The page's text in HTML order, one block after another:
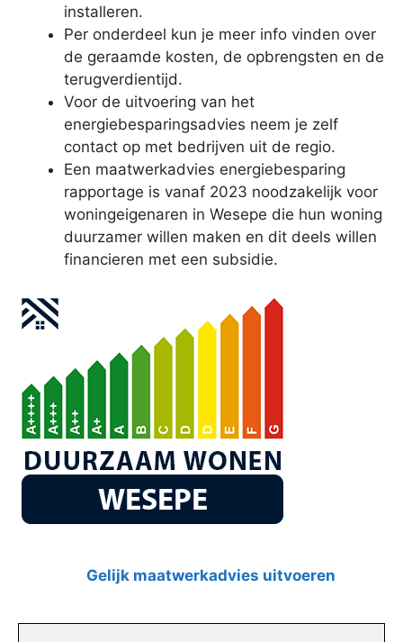
installeren.
Per onderdeel kun je meer info vinden over
de geraamde kosten, de opbrengsten en de
terugverdientijd.
Voor de uitvoering van het
energiebesparingsadvies neem je zelf
contact op met bedrijven uit de regio.
Een maatwerkadvies energiebesparing
rapportage is vanaf 2023 noodzakelijk voor
woningeigenaren in Wesepe die hun woning
duurzamer willen maken en dit deels willen
financieren met een subsidie.
Gelijk maatwerkadvies uitvoeren